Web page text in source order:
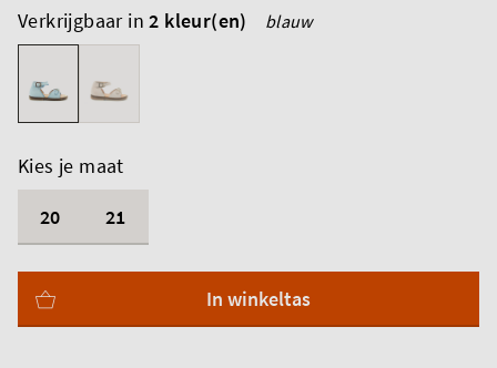
Verkrijgbaar in2 kleur(en) blauw
Kies je maat
20
21
In winkeltas